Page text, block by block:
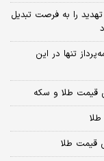
را به فرصت تبدیل
تنها در این